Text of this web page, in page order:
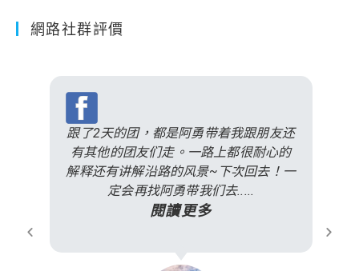
網路社群評價
跟了2天的团，都是阿勇带着我跟朋友还
有其他的团友们走。一路上都很耐心的
解释还有讲解沿路的风景~下次回去！一
定会再找阿勇带我们去.....
閱讀更多